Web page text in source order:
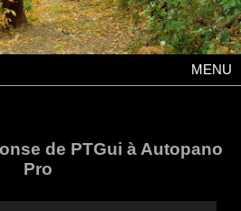
MENU
de PTGui à Autopano
Pro